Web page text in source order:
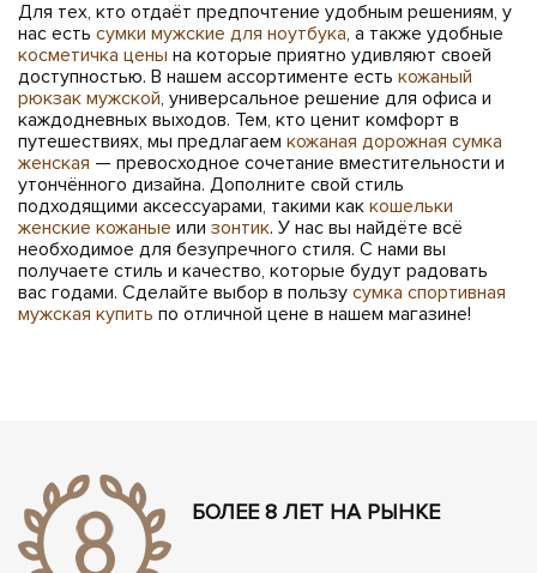
Для тех, кто отдаёт предпочтение удобным решениям, у
нас есть сумки мужские для ноутбука, а также удобные
косметичка цены на которые приятно удивляют своей
доступностью. В нашем ассортименте есть кожаный
рюкзак мужской, универсальное решение для офиса и
каждодневных выходов. Тем, кто ценит комфорт в
путешествиях, мы предлагаем кожаная дорожная сумка
женская — превосходное сочетание вместительности и
утончённого дизайна. Дополните свой стиль
подходящими аксессуарами, такими как кошельки
женские кожаные или зонтик. У нас вы найдёте всё
необходимое для безупречного стиля. С нами вы
получаете стиль и качество, которые будут радовать
вас годами. Сделайте выбор в пользу сумка спортивная
мужская купить по отличной цене в нашем магазине!
БОЛЕЕ 8 ЛЕТ НА РЫНКЕ